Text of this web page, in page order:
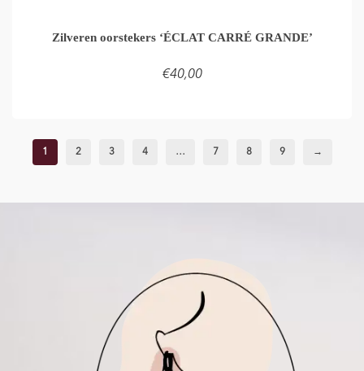
Zilveren oorstekers ‘ÉCLAT CARRÉ GRANDE’
€40,00
1 2 3 4 … 7 8 9 →